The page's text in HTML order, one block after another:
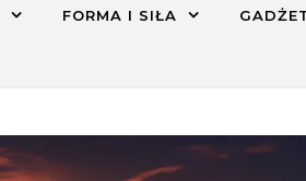
FORMA I SIŁA